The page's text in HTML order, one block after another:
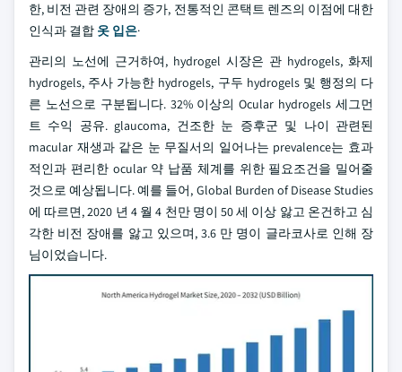
한, 비전 관련 장애의 증가, 전통적인 콘택트 렌즈의 이점에 대한
인식과 결합 옷 입은·
관리의 노선에 근거하여, hydrogel 시장은 관 hydrogels, 화제
hydrogels, 주사 가능한 hydrogels, 구두 hydrogels 및 행정의 다
른 노선으로 구분됩니다. 32% 이상의 Ocular hydrogels 세그먼
트 수익 공유. glaucoma, 건조한 눈 증후군 및 나이 관련된
macular 재생과 같은 눈 무질서의 일어나는 prevalence는 효과
적인과 편리한 ocular 약 납품 체계를 위한 필요조건을 밀어줄
것으로 예상됩니다. 예를 들어, Global Burden of Disease Studies
에 따르면, 2020 년 4 월 4 천만 명이 50 세 이상 앓고 온건하고 심
각한 비전 장애를 앓고 있으며, 3.6 만 명이 글라코사로 인해 장
님이었습니다.